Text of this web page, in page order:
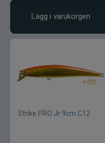
Lägg i varukorgen
Strike PRO Jr 9cm C12